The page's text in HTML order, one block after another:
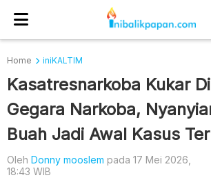
Home iniKALTIM
Kasatresnarkoba Kukar
Gegara Narkoba,
Buah Jadi Awal Kasus
Oleh Donny mooslem pada 17 Mei 2026,
18:43 WIB